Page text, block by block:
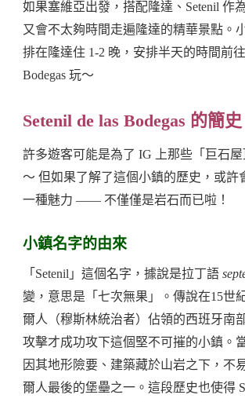
如果塞維亞出發，搭配隆達、Setenil 作
又會不太夠時間走遍隆達的精華景點。
排在隆達住 1-2 晚，安排半天的時間前往
Bodegas 玩～
Setenil de las Bodegas 的簡史
許多遊客可能是為了 IG 上那些「巨石
～ 但如果了解了這個小鎮的歷史，或許
一種魅力 —— 不僅僅是岩石而已啦！
小鎮名字的由來
「Setenil」這個名字，據說是拉丁語
變，意思是「七次無果」。傳說在15世
爾人（穆斯林統治者）佔領的西班牙南
攻擊才成功攻下這個堅不可摧的小鎮。
因其地形險要、建築藏於山岩之下，不
爾人最後的堡壘之一。這段歷史也使得